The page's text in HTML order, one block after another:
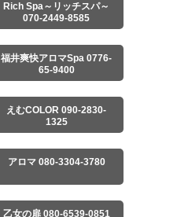
Rich Spa～リッチスパ～
070-2449-8585
福井爽快アロマSpa 0776-
65-9400
えむCOLOR 090-2830-
1325
アロマ 080-3304-3780
乙女の扉 080-6539-0851